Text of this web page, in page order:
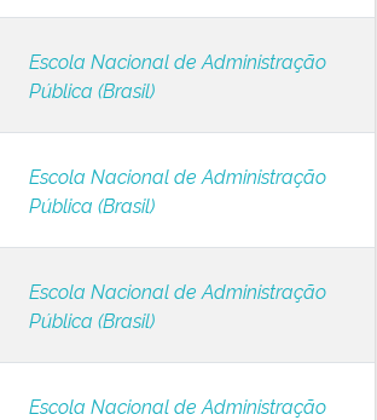
Escola Nacional de Administração
Pública (Brasil)
Escola Nacional de Administração
Pública (Brasil)
Escola Nacional de Administração
Pública (Brasil)
Escola Nacional de Administração